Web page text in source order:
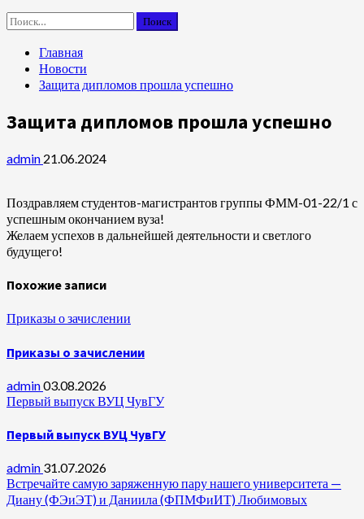
Найти:
Главная
Новости
Защита дипломов прошла успешно
Защита дипломов прошла успешно
admin 21.06.2024
Поздравляем студентов-магистрантов группы ФММ-01-22/1 с
успешным окончанием вуза!
Желаем успехов в дальнейшей деятельности и светлого
будущего!
Похожие записи
Приказы о зачислении
Приказы о зачислении
admin03.08.2026
Первый выпуск ВУЦ ЧувГУ
Первый выпуск ВУЦ ЧувГУ
admin 31.07.2026
Встречайте самую заряженную пару нашего университета —
Диану (ФЭиЭТ) и Даниила (ФПМФиИТ) Любимовых